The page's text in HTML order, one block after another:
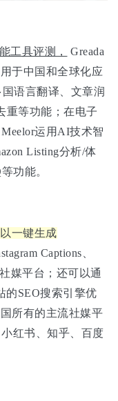
工具评测，
Greada
于中国和全球化应
语言翻译、文章润
重等功能；在电子
运用AI技术智
Listing分析/体
功能。
一键生成
Captions、
媒平台；还可以通
的SEO搜索引擎优
所有的主流社媒平
红书、知乎、百度